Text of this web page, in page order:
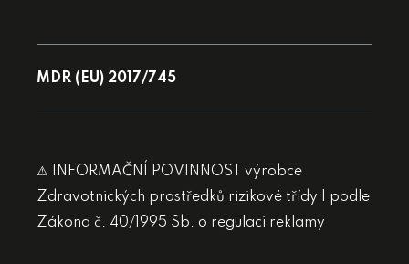
MDR (EU) 2017/745
⚠ INFORMAČNÍ POVINNOST výrobce
Zdravotnických prostředků rizikové třídy I podle
Zákona č. 40/1995 Sb. o regulaci reklamy